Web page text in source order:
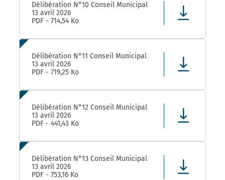
Délibération N°10 Conseil Municipal
13 avril 2026
PDF - 714,54 Ko
Délibération N°11 Conseil Municipal
13 avril 2026
PDF - 719,25 Ko
Délibération N°12 Conseil Municipal
13 avril 2026
PDF - 441,43 Ko
Délibération N°13 Conseil Municipal
13 avril 2026
PDF - 753,16 Ko